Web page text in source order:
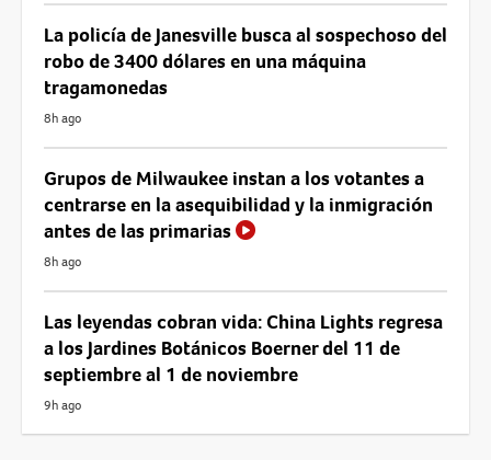
La policía de Janesville busca al sospechoso del
robo de 3400 dólares en una máquina
tragamonedas
8h ago
Grupos de Milwaukee instan a los votantes a
centrarse en la asequibilidad y la inmigración
antes de las primarias
8h ago
Las leyendas cobran vida: China Lights regresa
a los Jardines Botánicos Boerner del 11 de
septiembre al 1 de noviembre
9h ago